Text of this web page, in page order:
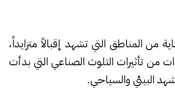
من المناطق التي تشهد إقبالاً متزايداً،
من تأثيرات التلوث الصناعي التي بدأت
البيئي والسياحي.